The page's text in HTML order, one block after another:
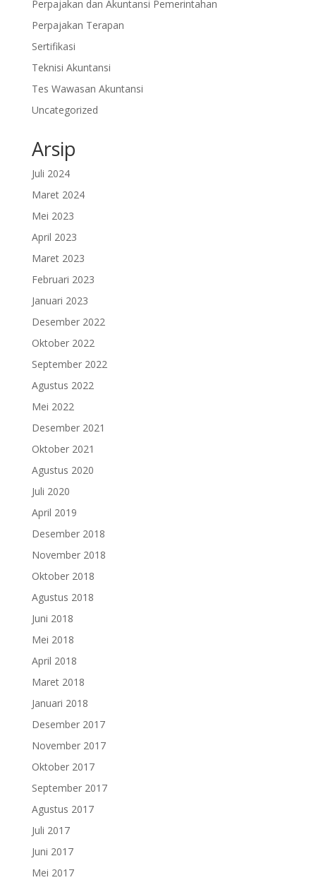
Perpajakan dan Akuntansi Pemerintahan
Perpajakan Terapan
Sertifikasi
Teknisi Akuntansi
Tes Wawasan Akuntansi
Uncategorized
Arsip
Juli 2024
Maret 2024
Mei 2023
April 2023
Maret 2023
Februari 2023
Januari 2023
Desember 2022
Oktober 2022
September 2022
Agustus 2022
Mei 2022
Desember 2021
Oktober 2021
Agustus 2020
Juli 2020
April 2019
Desember 2018
November 2018
Oktober 2018
Agustus 2018
Juni 2018
Mei 2018
April 2018
Maret 2018
Januari 2018
Desember 2017
November 2017
Oktober 2017
September 2017
Agustus 2017
Juli 2017
Juni 2017
Mei 2017